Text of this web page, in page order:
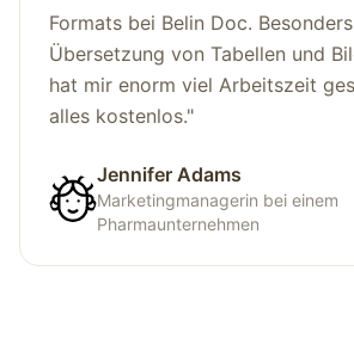
Formats bei Belin Doc.
Übersetzung von Tabellen und
hat mir enorm viel Arbeitszeit
alles kostenlos."
Jennifer Adams
Marketingmanagerin bei einem
Pharmaunternehmen